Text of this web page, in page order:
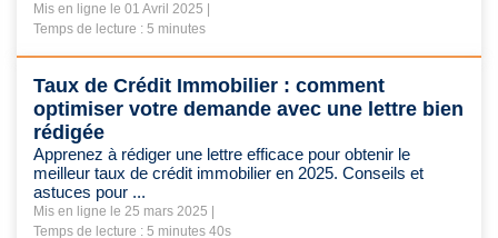
Mis en ligne le 01 Avril 2025 |
Temps de lecture : 5 minutes
Taux de Crédit Immobilier : comment
optimiser votre demande avec une lettre bien
rédigée
Apprenez à rédiger une lettre efficace pour obtenir le
meilleur taux de crédit immobilier en 2025. Conseils et
astuces pour ...
Mis en ligne le 25 mars 2025 |
Temps de lecture : 5 minutes 40s